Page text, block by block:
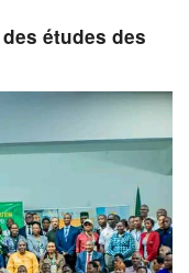
études des